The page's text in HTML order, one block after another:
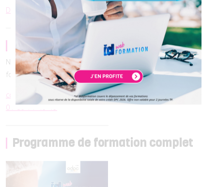
Déroulement des formations
Une question ?
Nous sommes à l’écoute pour l’analyse de vos besoins de
formation et pour vos démarches administratives DPC.
contact@idwebformation.fr
01 89 71 49 49
Programme de formation complet